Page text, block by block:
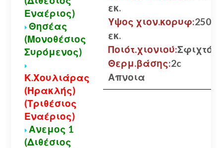
Εναέριος)
Θησέας
(Μονοθέσιος
Συρόμενος)
Κ.Χουλιάρας
(Ηρακλής)
(Τριθέσιος
Εναέριος)
Ανεμος 1
(Διθέσιος
εκ.
Υψος χιον.κορυφ:250
εκ.
Ποιότ.χιονιού:Σφιχτό
Θερμ.βάσης:2c
Απνοια